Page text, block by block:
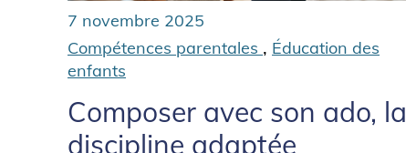
7 novembre 2025
Compétences parentales , Éducation des
enfants
Composer avec son ado, la
discipline adaptée